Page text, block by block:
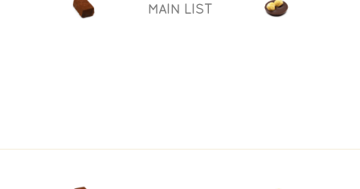
MAIN LIST